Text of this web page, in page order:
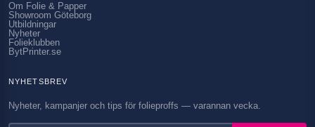
Om Folie & Papper
Showroom Göteborg
Utbildningar
Nyheter
Folieklubben
BytPrinter.se
NYHETSBREV
Nyheter, kampanjer och tips för folieproffs — varannan vecka.